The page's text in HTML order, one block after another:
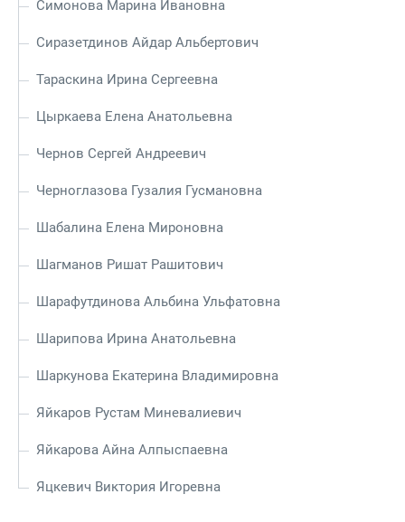
Симонова Марина Ивановна
Сиразетдинов Айдар Альбертович
Тараскина Ирина Сергеевна
Цыркаева Елена Анатольевна
Чернов Сергей Андреевич
Черноглазова Гузалия Гусмановна
Шабалина Елена Мироновна
Шагманов Ришат Рашитович
Шарафутдинова Альбина Ульфатовна
Шарипова Ирина Анатольевна
Шаркунова Екатерина Владимировна
Яйкаров Рустам Миневалиевич
Яйкарова Айна Алпыспаевна
Яцкевич Виктория Игоревна